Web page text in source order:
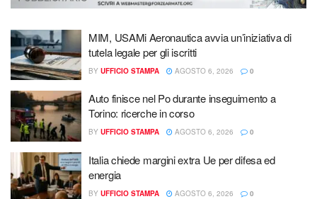
MIM, USAMi Aeronautica avvia un’iniziativa di
tutela legale per gli iscritti
BY UFFICIO STAMPA AGOSTO 6, 2026 0
Auto finisce nel Po durante inseguimento a
Torino: ricerche in corso
BY UFFICIO STAMPA AGOSTO 6, 2026 0
Italia chiede margini extra Ue per difesa ed
energia
BY UFFICIO STAMPA AGOSTO 6, 2026 0